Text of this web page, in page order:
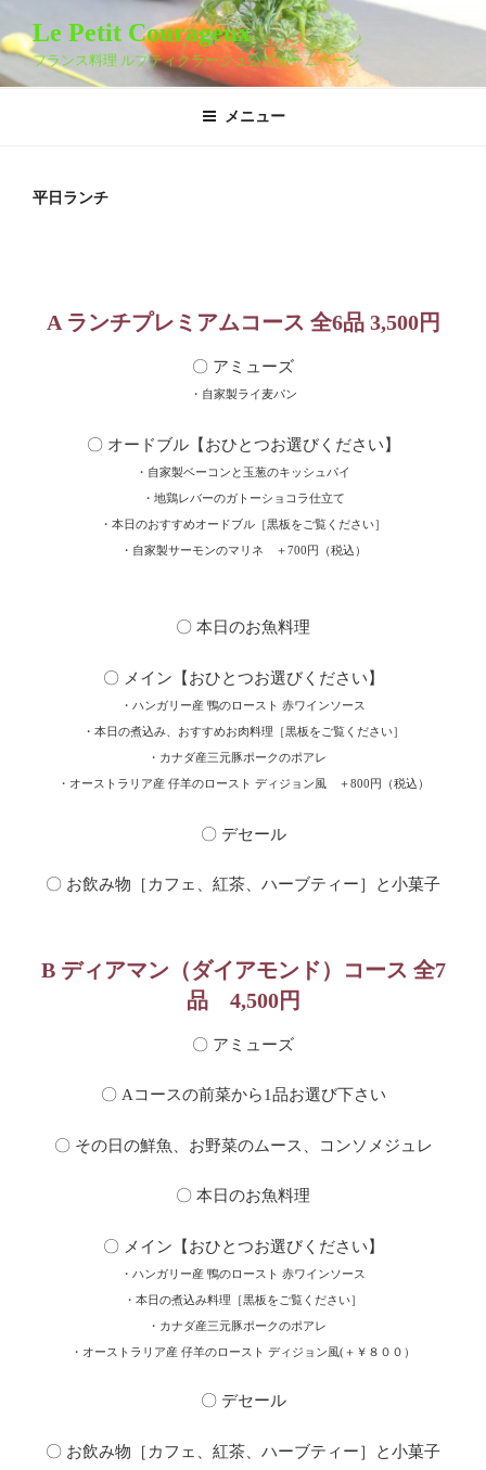
ン
ン
Le Petit Courageux
フランス料理 ルプティクラージュ公式ホームページ
メニュー
平日ランチ
A ランチプレミアムコース 全6品 3,500円
〇 アミューズ
・自家製ライ麦パン
〇 オードブル【おひとつお選びください】
・自家製ベーコンと玉葱のキッシュパイ
・地鶏レバーのガトーショコラ仕立て
・本日のおすすめオードブル［黒板をご覧ください］
・自家製サーモンのマリネ ＋700円（税込）
〇 本日のお魚料理
〇 メイン【おひとつお選びください】
・ハンガリー産 鴨のロースト 赤ワインソース
・本日の煮込み、おすすめお肉料理［黒板をご覧ください］
・カナダ産三元豚ポークのポアレ
・オーストラリア産 仔羊のロースト ディジョン風 ＋800円（税込）
〇 デセール
〇 お飲み物［カフェ、紅茶、ハーブティー］と小菓子
B ディアマン（ダイアモンド）コース 全7
品 4,500円
〇 アミューズ
〇 Aコースの前菜から1品お選び下さい
〇 その日の鮮魚、お野菜のムース、コンソメジュレ
〇 本日のお魚料理
〇 メイン【おひとつお選びください】
・ハンガリー産 鴨のロースト 赤ワインソース
・本日の煮込み料理［黒板をご覧ください］
・カナダ産三元豚ポークのポアレ
・オーストラリア産 仔羊のロースト ディジョン風(＋￥８００）
〇 デセール
〇 お飲み物［カフェ、紅茶、ハーブティー］と小菓子